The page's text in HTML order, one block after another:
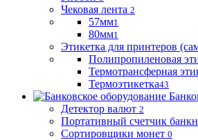
Чековая лента 2
57мм1
80мм1
Этикетка для принтеров
Полипропиленовая
Термотрансферная
Термоэтикетка43
Детектор валют 2
Портативный счетчик
Сортировщики монет 0